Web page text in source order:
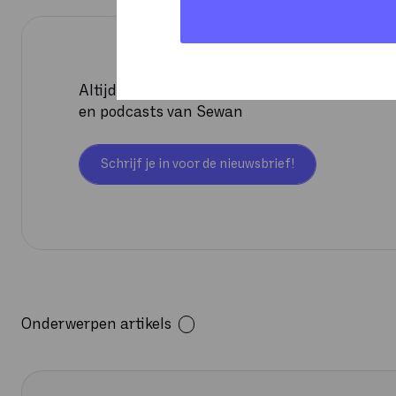
Altijd als eerste op de hoogte van nieuwe
en podcasts van Sewan
Schrijf je in voor de nieuwsbrief!
Onderwerpen artikels